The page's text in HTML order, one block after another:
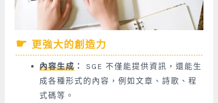
更強大的創造力
內容生成 ：
SGE 不僅能提供資訊，還能生
成各種形式的內容，例如文章、詩歌、程
式碼等。